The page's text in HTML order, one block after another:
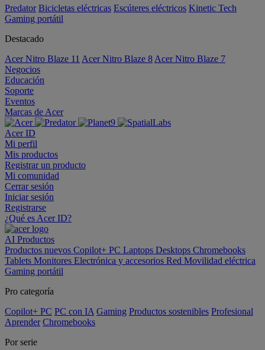
Predator Bicicletas eléctricas Escúteres eléctricos Kinetic Tech
Gaming portátil
Destacado
Acer Nitro Blaze 11 Acer Nitro Blaze 8 Acer Nitro Blaze 7
Negocios
Educación
Soporte
Eventos
Marcas de Acer
Acer ID
Mi perfil
Mis productos
Registrar un producto
Mi comunidad
Cerrar sesión
Iniciar sesión
Registrarse
¿Qué es Acer ID?
AI Productos
Productos nuevos Copilot+ PC Laptops Desktops Chromebooks
Tablets Monitores Electrónica y accesorios Red Movilidad eléctrica
Gaming portátil
Pro categoría
Copilot+ PC PC con IA Gaming Productos sostenibles Profesional
Aprender Chromebooks
Por serie